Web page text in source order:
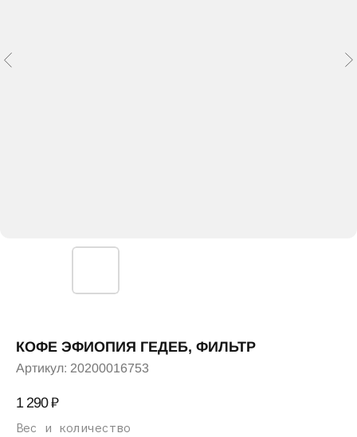
КОФЕ ЭФИОПИЯ ГЕДЕБ, ФИЛЬТР
Артикул: 20200016753
1 290 ₽
Вес и количество